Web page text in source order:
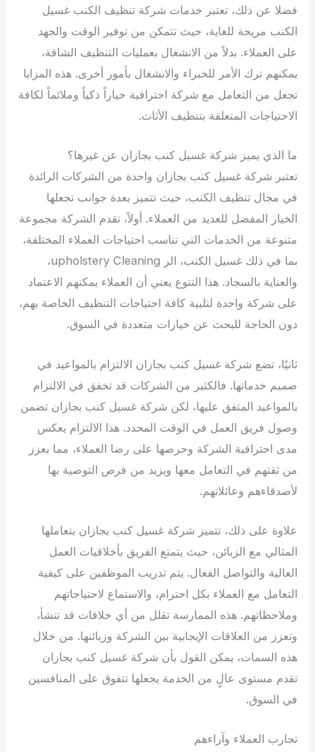
فضلا عن ذلك، تعتبر خدمات شركة تنظيف الكنب غسيل
الكنب مريحة للغاية، حيث تتمكن من توفير الوقت والجهد
على العملاء. بدلاً من الانشغال بعمليات التنظيف الشاقة،
يمكنهم ترك الأمر للخبراء والانشغال بأمور أخرى. هذه المزايا
تجعل من التعامل مع شركة احترافية خياراً ذكياً وملائماً لكافة
الاحتياجات المتعلقة بتنظيف الأثاث.
ما الذي يميز شركة غسيل كنب بجازان عن غيرها؟
تعتبر شركة غسيل كنب بجازان واحدة من الشركات الرائدة
في مجال تنظيف الكنب، حيث تتميز بعدة جوانب تجعلها
الخيار المفضل للعديد من العملاء. أولاً، تقدم الشركة مجموعة
متنوعة من الخدمات التي تناسب احتياجات العملاء المختلفة،
بما في ذلك غسيل الكنب، الر upholstery Cleaning،
والعناية بالسجاد. هذا التنوع يعني أن العملاء يمكنهم الاعتماد
على شركة واحدة لتلبية كافة احتياجات التنظيف الخاصة بهم،
دون الحاجة للبحث عن خيارات متعددة في السوق.
ثانيًا، تضع شركة غسيل كنب بجازان الالتزام بالمواعيد في
صميم خدماتها. فالكثير من الشركات قد تخفق في الالتزام
بالمواعيد المتفق عليها، لكن شركة غسيل كنب بجازان تضمن
وصول فريق العمل في الوقت المحدد. هذا الالتزام يعكس
مدى احترافية الشركة وحرصها على رضا العملاء، مما يعزز
من ثقتهم في التعامل معها ويزيد من فرص التوصية بها
لأصدقاءهم وعائلاتهم.
علاوة على ذلك، تتميز شركة غسيل كنب بجازان بتعاملها
المثالي مع الزبائن، حيث يتمتع الفريق بأخلاقيات العمل
العالية والتواصل الفعال. يتم تدريب الموظفين على كيفية
التعامل مع العملاء بكل احترام، والاستماع لاحتياجاتهم
وملاحظاتهم. هذه الممارسة تقلل من أي خلافات قد تنشأ،
وتعزز من العلاقات الإيجابية بين الشركة وزبائنها. من خلال
هذه السمات، يمكن القول بأن شركة غسيل كنب بجازان
تقدم مستوى عالٍ من الخدمة يجعلها تتفوق على المنافسين
في السوق.
تجارب العملاء وآراءهم